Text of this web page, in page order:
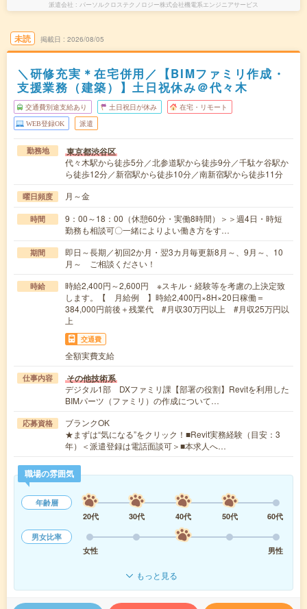
派遣会社 パーソルクロステクノロジー株式会社機電系エンジニアサービス
未読 掲載日 2026/08/05
＼研修充実＊在宅併用／【BIMファミリ作成・
支援業務（建築）】土日祝休み＠代々木
交通費別途支給あり 土日祝日が休み 在宅・リモート
WEB登録OK 派遣
勤務地 東京都渋谷区
代々木駅から徒歩5分／北参道駅から徒歩9分／千駄ケ谷駅か
ら徒歩12分／新宿駅から徒歩10分／南新宿駅から徒歩11分
曜日頻度 月～金
時間
9：00～18：00（休憩60分・実働8時間）＞＞週4日・時短
勤務も相談可〇一緒によりよい働き方をす…
期間
即日～長期／初回2か月・翌3カ月毎更新8月～、9月～、10
月～ ご相談ください！
時給
時給2,400円～2,600円 ※スキル・経験等を考慮の上決定致
します。【 月給例 】時給2,400円×8H×20日稼働＝
384,000円前後＋残業代 #月収30万円以上 #月収25万円以
上
交通費
全額実費支給
仕事内容 その他技術系
デジタル1部 DXファミリ課【部署の役割】Revitを利用した
BIMパーツ（ファミリ）の作成について…
応募資格
ブランクOK
★まずは“気になる”をクリック！■Revit実務経験（目安：3
年）＜派遣登録は電話面談可＞■本求人へ…
職場の雰囲気
年齢層
20代
30代 40代 50代
60代
男女比率
女性
男性
もっと見る